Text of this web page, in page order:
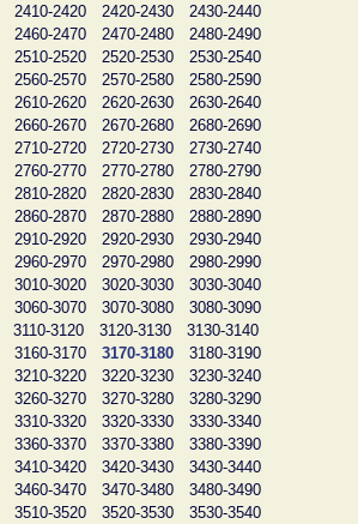
2410-2420 2420-2430
2430-2440
2460-2470 2470-2480
2480-2490
2510-2520 2520-2530
2530-2540
2560-2570 2570-2580
2580-2590
2610-2620 2620-2630
2630-2640
2660-2670 2670-2680
2680-2690
2710-2720 2720-2730
2730-2740
2760-2770 2770-2780
2780-2790
2810-2820 2820-2830
2830-2840
2860-2870 2870-2880
2880-2890
2910-2920 2920-2930
2930-2940
2960-2970 2970-2980
2980-2990
3010-3020 3020-3030
3030-3040
3060-3070 3070-3080
3080-3090
3110-3120 3120-3130
3130-3140
3160-3170 3170-3180
3180-3190
3210-3220 3220-3230
3230-3240
3260-3270 3270-3280
3280-3290
3310-3320 3320-3330
3330-3340
3360-3370 3370-3380
3380-3390
3410-3420 3420-3430
3430-3440
3460-3470 3470-3480
3480-3490
3510-3520 3520-3530
3530-3540